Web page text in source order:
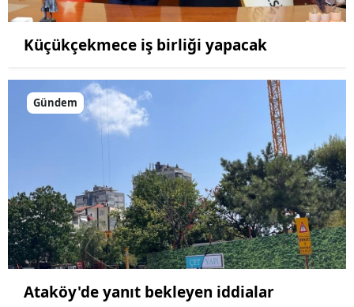
Küçükçekmece iş birliği yapacak
Gündem
Ataköy'de yanıt bekleyen iddialar